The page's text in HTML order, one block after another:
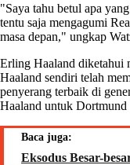
"Saya tahu betul apa
tentu saja mengagumi
masa depan," ungkap
Erling Haaland diketahui
Haaland sendiri telah
penyerang terbaik di
Haaland untuk Dortmund
Baca juga:
Eksodus Besar-